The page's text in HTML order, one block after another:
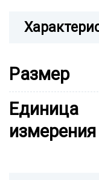
Размер
Единица
измерения